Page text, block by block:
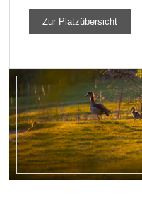
Zur Platzübersicht